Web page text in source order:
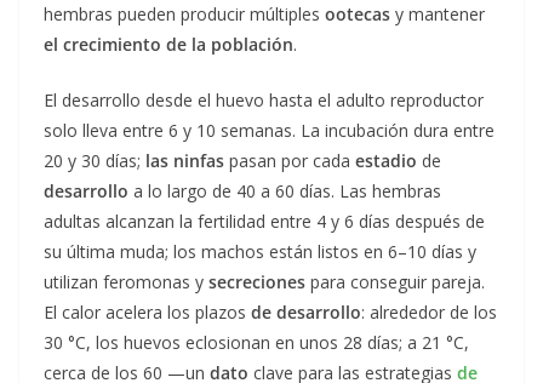
hembras pueden producir múltiples ootecas y mantener
el crecimiento de la población.
El desarrollo desde el huevo hasta el adulto reproductor
solo lleva entre 6 y 10 semanas. La incubación dura entre
20 y 30 días; las ninfas pasan por cada estadio de
desarrollo a lo largo de 40 a 60 días. Las hembras
adultas alcanzan la fertilidad entre 4 y 6 días después de
su última muda; los machos están listos en 6–10 días y
utilizan feromonas y secreciones para conseguir pareja.
El calor acelera los plazos de desarrollo: alrededor de los
30 °C, los huevos eclosionan en unos 28 días; a 21 °C,
cerca de los 60 —un dato clave para las estrategias de